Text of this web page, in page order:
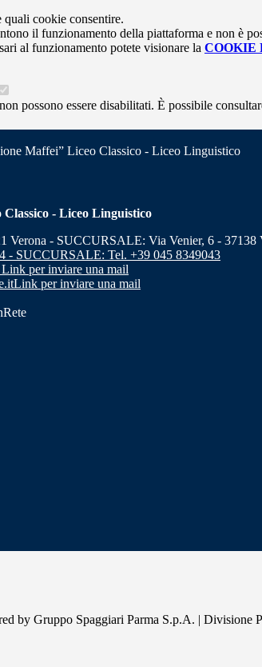
quali cookie consentire.
il funzionamento della piattaforma e non è
al funzionamento potete visionare la COOKIE
possono essere disabilitati. È possibile
Maffei” Liceo Classico - Liceo Linguistico
- Liceo Linguistico
Verona - SUCCURSALE: Via Venier, 6 - 37138
- SUCCURSALE: Tel. +39 045 8349043
Link per inviare una mail
Link per inviare una mail
by Gruppo Spaggiari Parma S.p.A. | Divisione